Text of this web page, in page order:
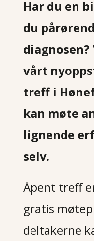
Har du en
du
vårt
treff i
kan møte
lignende
selv.
Åpent treff
gratis
deltakerne